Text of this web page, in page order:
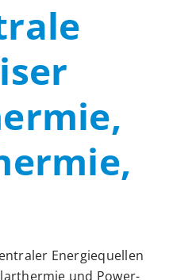
Energiequellen
und Power-